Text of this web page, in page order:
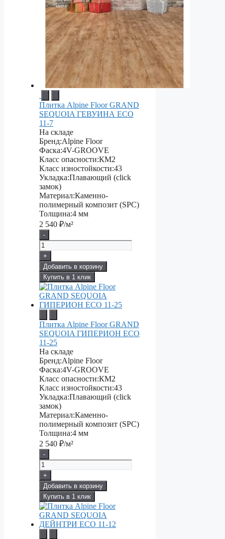
Плитка Alpine Floor GRAND
SEQUOIA ГЕВУИНА ECO
11-7
На складе
Бренд:Alpine Floor
Фаска:4V-GROOVE
Класс опасности:КМ2
Класс изностойкости:43
Укладка:Плавающий (click
замок)
Материал:Каменно-
полимерный композит (SPC)
Толщина:4 мм
2 540 ₽/м²
-
+
Добавить в корзину
Купить в 1 клик
Плитка Alpine Floor GRAND
SEQUOIA ГИПЕРИОН ECO
11-25
На складе
Бренд:Alpine Floor
Фаска:4V-GROOVE
Класс опасности:КМ2
Класс изностойкости:43
Укладка:Плавающий (click
замок)
Материал:Каменно-
полимерный композит (SPC)
Толщина:4 мм
2 540 ₽/м²
-
+
Добавить в корзину
Купить в 1 клик